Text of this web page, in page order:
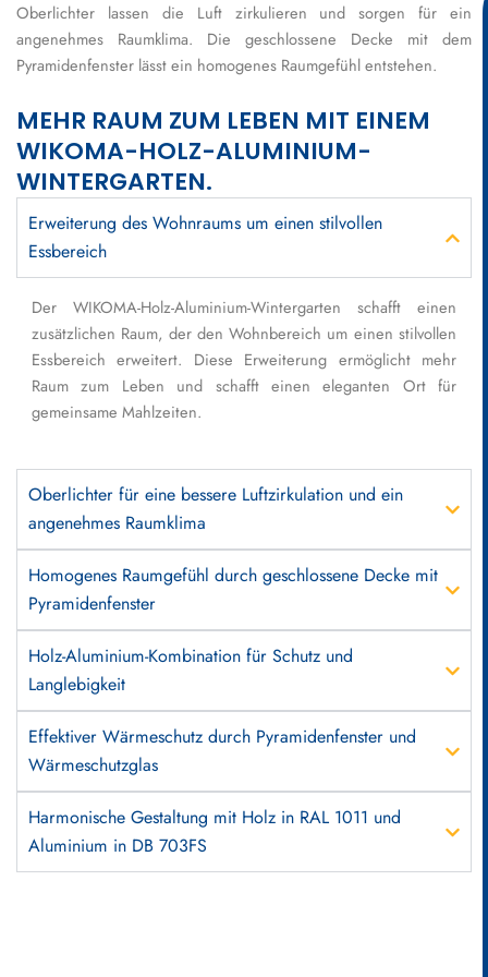
Oberlichter lassen die Luft zirkulieren und sorgen für ein
angenehmes Raumklima. Die geschlossene Decke mit dem
Pyramidenfenster lässt ein homogenes Raumgefühl entstehen.
MEHR RAUM ZUM LEBEN MIT EINEM
WIKOMA-HOLZ-ALUMINIUM-
WINTERGARTEN.
Erweiterung des Wohnraums um einen stilvollen
Essbereich
Der WIKOMA-Holz-Aluminium-Wintergarten schafft einen
zusätzlichen Raum, der den Wohnbereich um einen stilvollen
Essbereich erweitert. Diese Erweiterung ermöglicht mehr
Raum zum Leben und schafft einen eleganten Ort für
gemeinsame Mahlzeiten.
Oberlichter für eine bessere Luftzirkulation und ein
angenehmes Raumklima
Homogenes Raumgefühl durch geschlossene Decke mit
Pyramidenfenster
Holz-Aluminium-Kombination für Schutz und
Langlebigkeit
Effektiver Wärmeschutz durch Pyramidenfenster und
Wärmeschutzglas
Harmonische Gestaltung mit Holz in RAL 1011 und
Aluminium in DB 703FS